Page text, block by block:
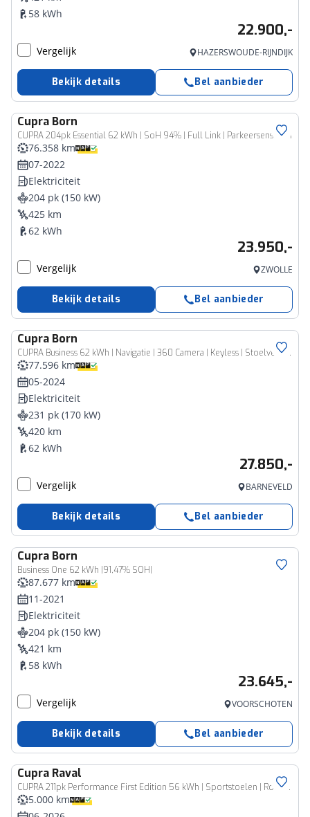
58 kWh
22.900,-
Vergelijk HAZERSWOUDE-RIJNDIJK
Bekijk details Bel aanbieder
Cupra Born
CUPRA 204pk Essential 62 kWh | SoH 94% | Full Link | Parkeersensoren
76.358 km
07-2022
Elektriciteit
204 pk (150 kW)
425 km
62 kWh
23.950,-
Vergelijk ZWOLLE
Bekijk details Bel aanbieder
Cupra Born
CUPRA Business 62 kWh | Navigatie | 360 Camera | Keyless | Stoelverwarming | 19'' | ACC |
77.596 km
05-2024
Elektriciteit
231 pk (170 kW)
420 km
62 kWh
27.850,-
Vergelijk BARNEVELD
Bekijk details Bel aanbieder
Cupra Born
Business One 62 kWh |91,47% SOH|
87.677 km
11-2021
Elektriciteit
204 pk (150 kW)
421 km
58 kWh
23.645,-
Vergelijk VOORSCHOTEN
Bekijk details Bel aanbieder
Cupra Raval
CUPRA 211pk Performance First Edition 56 kWh | Sportstoelen | Rondomzicht Camera | Sennheisser Audio
5.000 km